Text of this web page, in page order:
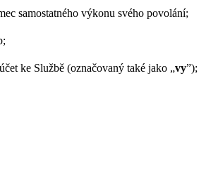
samostatného výkonu svého povolání;
ke Službě (označovaný také jako „vy”);